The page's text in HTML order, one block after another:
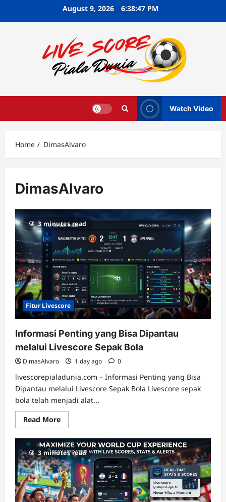
August 9, 2026 6:38:48 PM
Watch Video
Home DimasAlvaro
DimasAlvaro
3 minutes read
Fitur Livescore
Informasi Penting yang Bisa Dipantau
melalui Livescore Sepak Bola
DimasAlvaro 1 day ago 0
livescorepialadunia.com – Informasi Penting yang Bisa
Dipantau melalui Livescore Sepak Bola Livescore sepak
bola telah menjadi alat...
Read MoreRead
more
Informasi
Penting
yang
Bisa
Dipantau
melalui
Livescore
Sepak
Bola
3 minutes read